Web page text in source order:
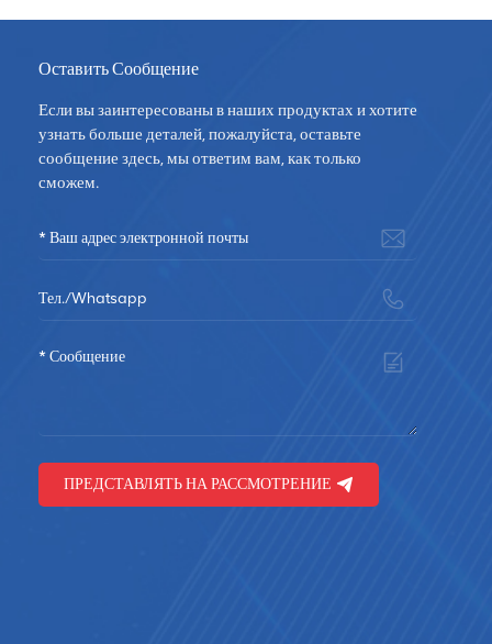
Оставить Сообщение
Если вы заинтересованы в наших продуктах и хотите
узнать больше деталей, пожалуйста, оставьте
сообщение здесь, мы ответим вам, как только
сможем.
ПРЕДСТАВЛЯТЬ НА РАССМОТРЕНИЕ